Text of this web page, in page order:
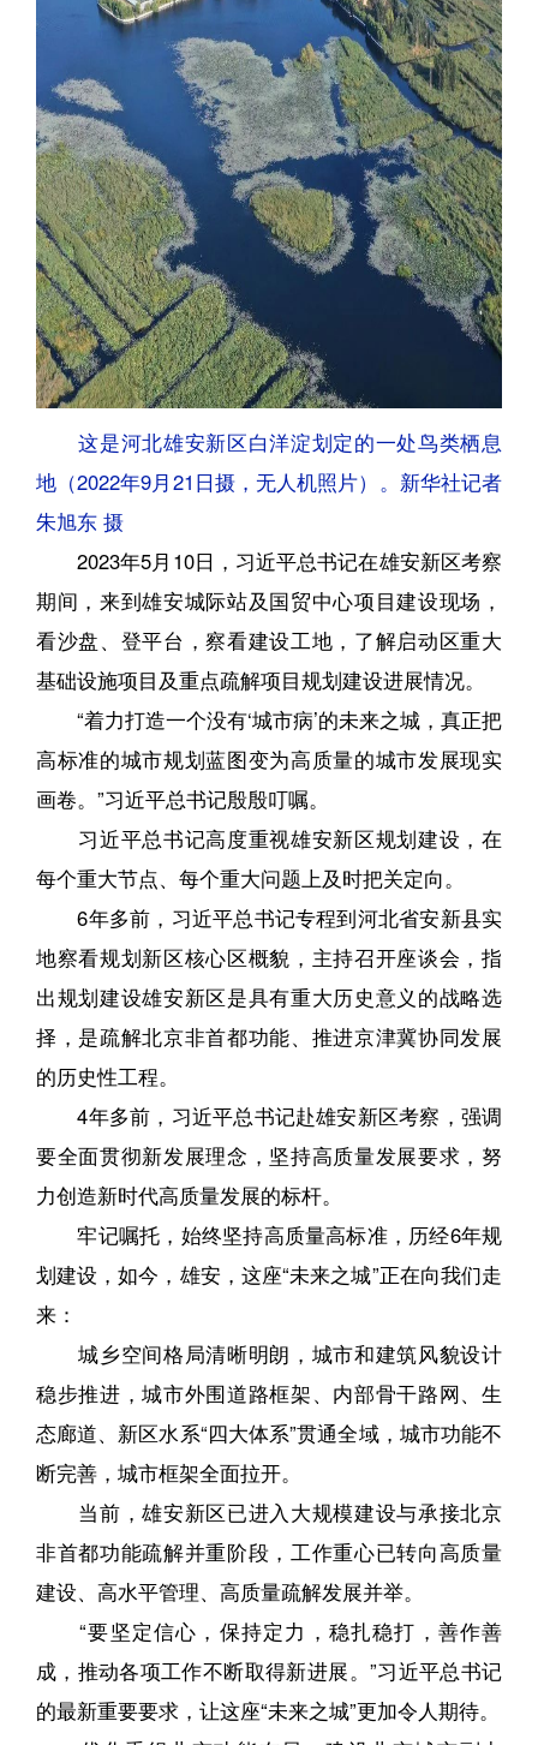
这是河北雄安新区白洋淀划定的一处鸟类栖息
地（2022年9月21日摄，无人机照片）。新华社记者
朱旭东 摄
2023年5月10日，习近平总书记在雄安新区考察
期间，来到雄安城际站及国贸中心项目建设现场，
看沙盘、登平台，察看建设工地，了解启动区重大
基础设施项目及重点疏解项目规划建设进展情况。
“着力打造一个没有‘城市病’的未来之城，真正把
高标准的城市规划蓝图变为高质量的城市发展现实
画卷。”习近平总书记殷殷叮嘱。
习近平总书记高度重视雄安新区规划建设，在
每个重大节点、每个重大问题上及时把关定向。
6年多前，习近平总书记专程到河北省安新县实
地察看规划新区核心区概貌，主持召开座谈会，指
出规划建设雄安新区是具有重大历史意义的战略选
择，是疏解北京非首都功能、推进京津冀协同发展
的历史性工程。
4年多前，习近平总书记赴雄安新区考察，强调
要全面贯彻新发展理念，坚持高质量发展要求，努
力创造新时代高质量发展的标杆。
牢记嘱托，始终坚持高质量高标准，历经6年规
划建设，如今，雄安，这座“未来之城”正在向我们走
来：
城乡空间格局清晰明朗，城市和建筑风貌设计
稳步推进，城市外围道路框架、内部骨干路网、生
态廊道、新区水系“四大体系”贯通全域，城市功能不
断完善，城市框架全面拉开。
当前，雄安新区已进入大规模建设与承接北京
非首都功能疏解并重阶段，工作重心已转向高质量
建设、高水平管理、高质量疏解发展并举。
“要坚定信心，保持定力，稳扎稳打，善作善
成，推动各项工作不断取得新进展。”习近平总书记
的最新重要要求，让这座“未来之城”更加令人期待。